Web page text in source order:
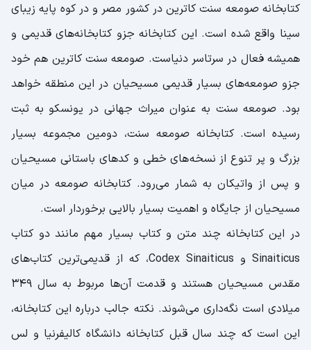
کتابخانه صومعه سنت کاترین در کشور مصر و در کوه پایه زیبای
سینا واقع شده است. این کتابخانه جزو کتابخانه‌های قدیمی و
همیشه فعال در سرتاسر دنیاست. صومعه سنت کاترین هم خود
جزو صومعه‌های بسیار قدیمی مسیحیان در این منطقه خواهد
بود. صومعه سنت به عنوان میراث جهانی در یونسکو به ثبت
رسیده است. کتابخانه صومعه سنت، دومین مجموعه بسیار
بزرگ و پر تنوع از نسخه‌های خطی و کدهای باستانی مسیحیان
و پس از واتیکان به شمار می‌رود. کتابخانه صومعه در میان
مسیحیان از جایگاه و اهمیت بسیار بالایی برخوردار است.
در این کتابخانه چند متن و کتاب بسیار مهم مانند دو کتاب
Sinaiticus و Codex Sinaiticus، که از قدیمی‌ترین کتاب‌های
مقدس مسیحیان هستند و قدمت آن‌ها مربوط به سال 349
میلادی است نگه‌داری می‌شوند. نکته جالب درباره این کتابخانه،
این است که چند سال قبل کتابخانه دانشگاه کالیفرنیا و لس